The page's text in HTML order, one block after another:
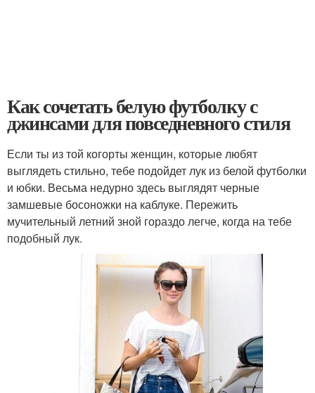
Как сочетать белую футболку с
джинсами для повседневного стиля
Если ты из той когорты женщин, которые любят
выглядеть стильно, тебе подойдет лук из белой футболки
и юбки. Весьма недурно здесь выглядят черные
замшевые босоножки на каблуке. Пережить
мучительный летний зной гораздо легче, когда на тебе
подобный лук.